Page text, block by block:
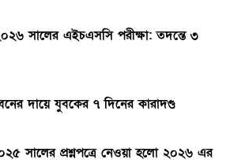
সালের এইচএসসি পরীক্ষা: তদন্তে ৩
দায়ে যুবকের ৭ দিনের কারাদণ্ড
সালের প্রশ্নপত্রে নেওয়া হলো ২০২৬ এর